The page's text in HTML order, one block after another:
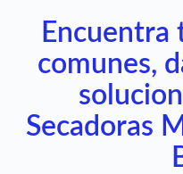
Encuentra
comunes,
Secadoras